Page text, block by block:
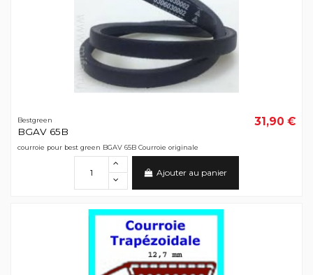
Bestgreen
BGAV 65B
31,90 €
courroie pour best green BGAV 65B Courroie originale
Ajouter au panier